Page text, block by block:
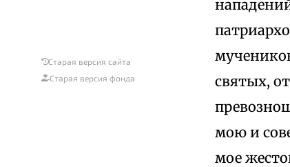
Старая версия сайта
Старая версия фонда
святых,
мою и
мое